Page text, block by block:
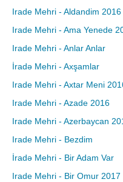
Irade Mehri - Aldandim 2016
Irade Mehri - Ama Yenede
Irade Mehri - Anlar Anlar
İradə Mehri - Axşamlar
Irade Mehri - Axtar Meni
Irade Mehri - Azade 2016
Irade Mehri - Azerbaycan
Irade Mehri - Bezdim
İradə Mehri - Bir Adam Var
Irade Mehri - Bir Omur 2017